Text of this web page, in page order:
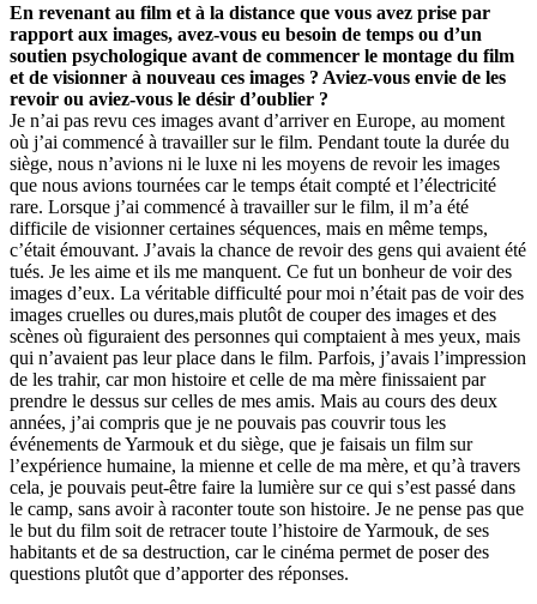
En revenant au film et à la distance que vous avez prise par
rapport aux images, avez-vous eu besoin de temps ou d’un
soutien psychologique avant de commencer le montage du film
et de visionner à nouveau ces images ? Aviez-vous envie de les
revoir ou aviez-vous le désir d’oublier ?
Je n’ai pas revu ces images avant d’arriver en Europe, au moment
où j’ai commencé à travailler sur le film. Pendant toute la durée du
siège, nous n’avions ni le luxe ni les moyens de revoir les images
que nous avions tournées car le temps était compté et l’électricité
rare. Lorsque j’ai commencé à travailler sur le film, il m’a été
difficile de visionner certaines séquences, mais en même temps,
c’était émouvant. J’avais la chance de revoir des gens qui avaient été
tués. Je les aime et ils me manquent. Ce fut un bonheur de voir des
images d’eux. La véritable difficulté pour moi n’était pas de voir des
images cruelles ou dures,mais plutôt de couper des images et des
scènes où figuraient des personnes qui comptaient à mes yeux, mais
qui n’avaient pas leur place dans le film. Parfois, j’avais l’impression
de les trahir, car mon histoire et celle de ma mère finissaient par
prendre le dessus sur celles de mes amis. Mais au cours des deux
années, j’ai compris que je ne pouvais pas couvrir tous les
événements de Yarmouk et du siège, que je faisais un film sur
l’expérience humaine, la mienne et celle de ma mère, et qu’à travers
cela, je pouvais peut-être faire la lumière sur ce qui s’est passé dans
le camp, sans avoir à raconter toute son histoire. Je ne pense pas que
le but du film soit de retracer toute l’histoire de Yarmouk, de ses
habitants et de sa destruction, car le cinéma permet de poser des
questions plutôt que d’apporter des réponses.